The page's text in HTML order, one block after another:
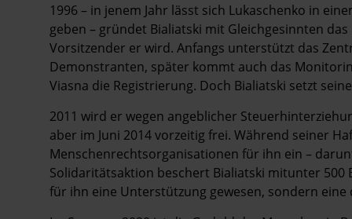
1996 – in jenem Jahr lässt sich Lukaschenko in
geben – gründet Bialiatski mit Gleichgesinnten
Vorsitzender er wird. Anfangs unterstützt das
Demonstranten, später kommt auch das
Viasna die Registrierung. Doch ­Bialiatski setzt
2011 wird er wegen angeblicher
aber im Juni 2014 vorzeitig frei. Während seiner
Menschenrechtsorganisationen für ihn ein –
Solidaritätsaktion beschert Bialiatski mitunter 500
für ihn eine Unterstützung gewesen, sondern